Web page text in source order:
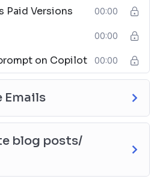
versions
in Copilot
set the tone, length, etc.
Paid Versions 00:00
00:00
on Copilot 00:00
Emails
blog posts/